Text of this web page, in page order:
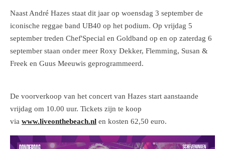
Naast André Hazes staat dit jaar op woensdag 3 september de
iconische reggae band UB40 op het podium. Op vrijdag 5
september treden Chef'Special en Goldband op en op zaterdag 6
september staan onder meer Roxy Dekker, Flemming, Susan &
Freek en Guus Meeuwis geprogrammeerd.
De voorverkoop van het concert van Hazes start aanstaande
vrijdag om 10.00 uur. Tickets zijn te koop
via www.liveonthebeach.nl en kosten 62,50 euro.